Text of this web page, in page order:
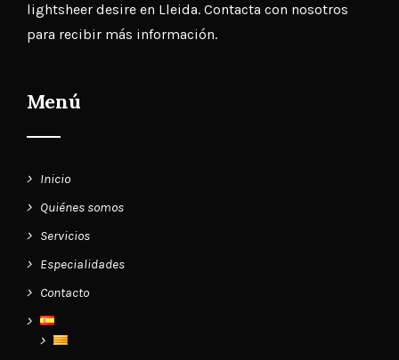
lightsheer desire en Lleida. Contacta con nosotros
para recibir más información.
Menú
Inicio
Quiénes somos
Servicios
Especialidades
Contacto